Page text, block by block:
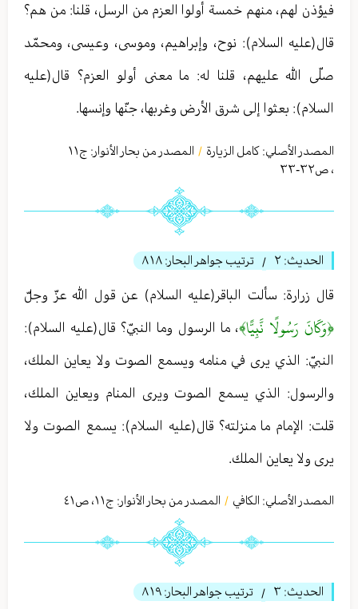
فيؤذن لهم، منهم خمسة أولوا العزم من الرسل، قلنا: من هم؟
قال(عليه السلام): نوح، وإبراهيم، وموسى، وعيسى، ومحمّد
صلّى الله عليهم، قلنا له: ما معنى أولو العزم؟ قال(عليه
السلام): بعثوا إلى شرق الأرض وغربها، جنّها وإنسها.
المصدر الأصلي: كامل الزیارة / المصدر من بحار الأنوار: ج١١
، ص٣٢-٣٣
الحديث: ٢ / ترتيب جواهر البحار: ٨١٨
قال زرارة: سألت الباقر(عليه السلام) عن قول الله عزّ وجلّ
﴿وَكَانَ رَسُولًا نَّبِيًّا﴾، ما الرسول وما النبيّ؟ قال(عليه السلام):
النبيّ: الذي يرى في منامه ويسمع الصوت ولا يعاين‏ الملك،
والرسول: الذي يسمع الصوت ويرى المنام ويعاين‏ الملك،
قلت: الإمام ما منزلته؟ قال(عليه السلام): يسمع الصوت ولا
يرى ولا يعاين‏ الملك.‏
المصدر الأصلي: الكافي / المصدر من بحار الأنوار: ج١١، ص٤١
الحديث: ٣ / ترتيب جواهر البحار: ٨١٩